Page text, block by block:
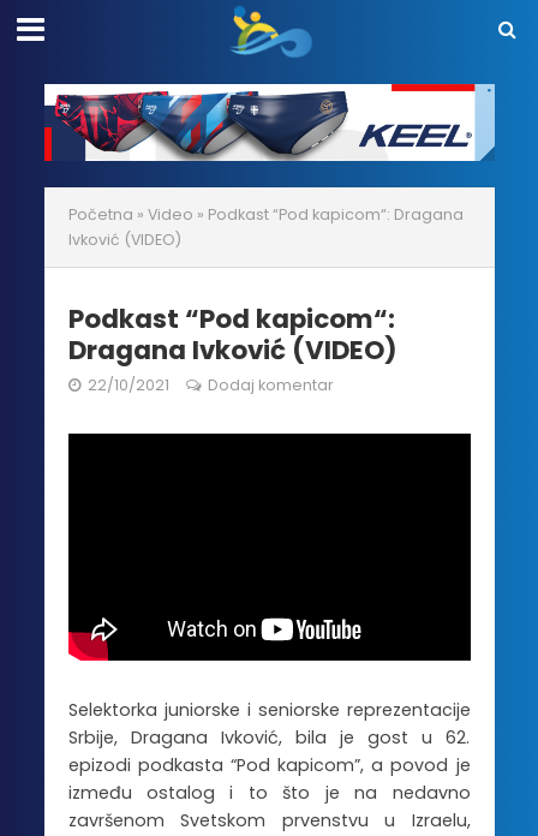
Početna » Video » Podkast “Pod kapicom“: Dragana
Ivković (VIDEO)
Podkast “Pod kapicom“:
Dragana Ivković (VIDEO)
22/10/2021 Dodaj komentar
Selektorka juniorske i seniorske reprezentacije
Srbije, Dragana Ivković, bila je gost u 62.
epizodi podkasta “Pod kapicom”, a povod je
između ostalog i to što je na nedavno
završenom Svetskom prvenstvu u Izraelu,